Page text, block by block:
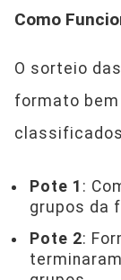
Como
O sorteio
formato
Pote 1 :
grupos da
Pote 2: